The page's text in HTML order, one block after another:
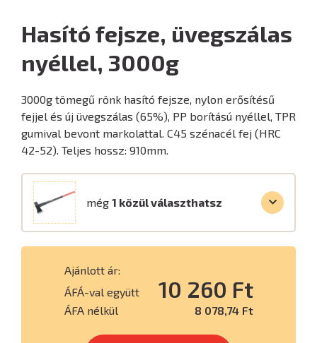
Hasító fejsze, üvegszálas
nyéllel, 3000g
3000g tömegű rönk hasító fejsze, nylon erősítésű
fejjel és új üvegszálas (65%), PP borítású nyéllel, TPR
gumival bevont markolattal. C45 szénacél fej (HRC
42-52). Teljes hossz: 910mm.
még 1 közül választhatsz
Ajánlott ár:
ÁFÁ-val együtt
10 260 Ft
ÁFA nélkül 8 078,74 Ft